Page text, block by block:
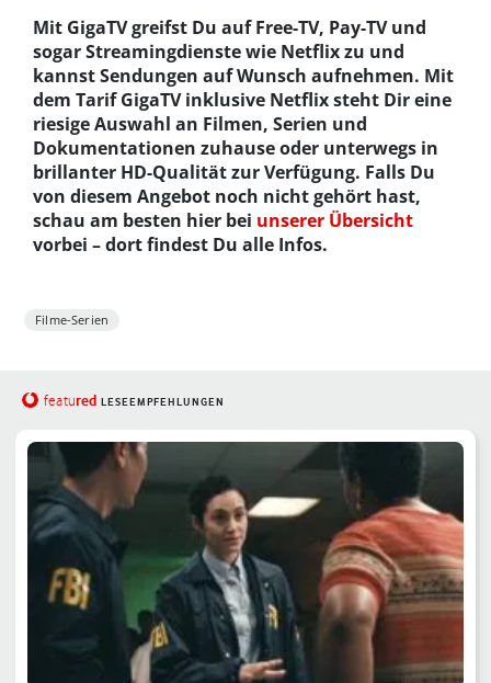
Mit GigaTV greifst Du auf Free-TV, Pay-TV und
sogar Streamingdienste wie Netflix zu und
kannst Sendungen auf Wunsch aufnehmen. Mit
dem Tarif GigaTV inklusive Netflix steht Dir eine
riesige Auswahl an Filmen, Serien und
Dokumentationen zuhause oder unterwegs in
brillanter HD-Qualität zur Verfügung. Falls Du
von diesem Angebot noch nicht gehört hast,
schau am besten hier bei unserer Übersicht
vorbei – dort findest Du alle Infos.
Filme-Serien
featured LESEEMPFEHLUNGEN